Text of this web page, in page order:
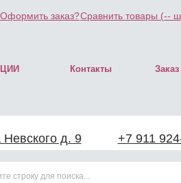
Оформить заказ?Сравнить товары (--
Контакты Заказ
Невского д. 9 +7 911